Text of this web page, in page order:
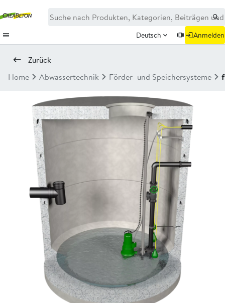
Deutsch Anmelden
Zurück
Home
Abwassertechnik Förder- und Speichersysteme